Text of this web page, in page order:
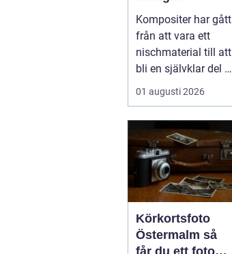
högpresterande
produkt
Kompositer har gått
från att vara ett
nischmaterial till att
bli en självklar del i
allt från vindkr...
01 augusti 2026
Körkortsfoto
Östermalm så